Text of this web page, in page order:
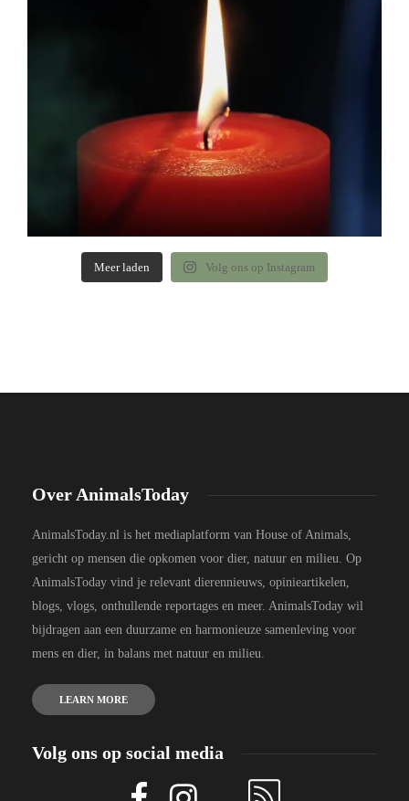
Meer laden Volg ons op Instagram
Over AnimalsToday
AnimalsToday.nl is het mediaplatform van House of Animals,
gericht op mensen die opkomen voor dier, natuur en milieu. Op
AnimalsToday vind je relevant dierennieuws, opinieartikelen,
blogs, vlogs, onthullende reportages en meer. AnimalsToday wil
bijdragen aan een duurzame en harmonieuze samenleving voor
mens en dier, in balans met natuur en milieu.
LEARN MORE
Volg ons op social media